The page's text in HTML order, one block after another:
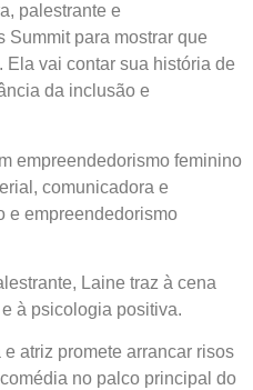
palestrante e
Summit para mostrar que
Ela vai contar sua história de
da inclusão e
empreendedorismo feminino
comunicadora e
e empreendedorismo
Laine traz à cena
à psicologia positiva.
atriz promete arrancar risos
no palco principal do